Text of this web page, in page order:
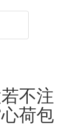
不注
荷包